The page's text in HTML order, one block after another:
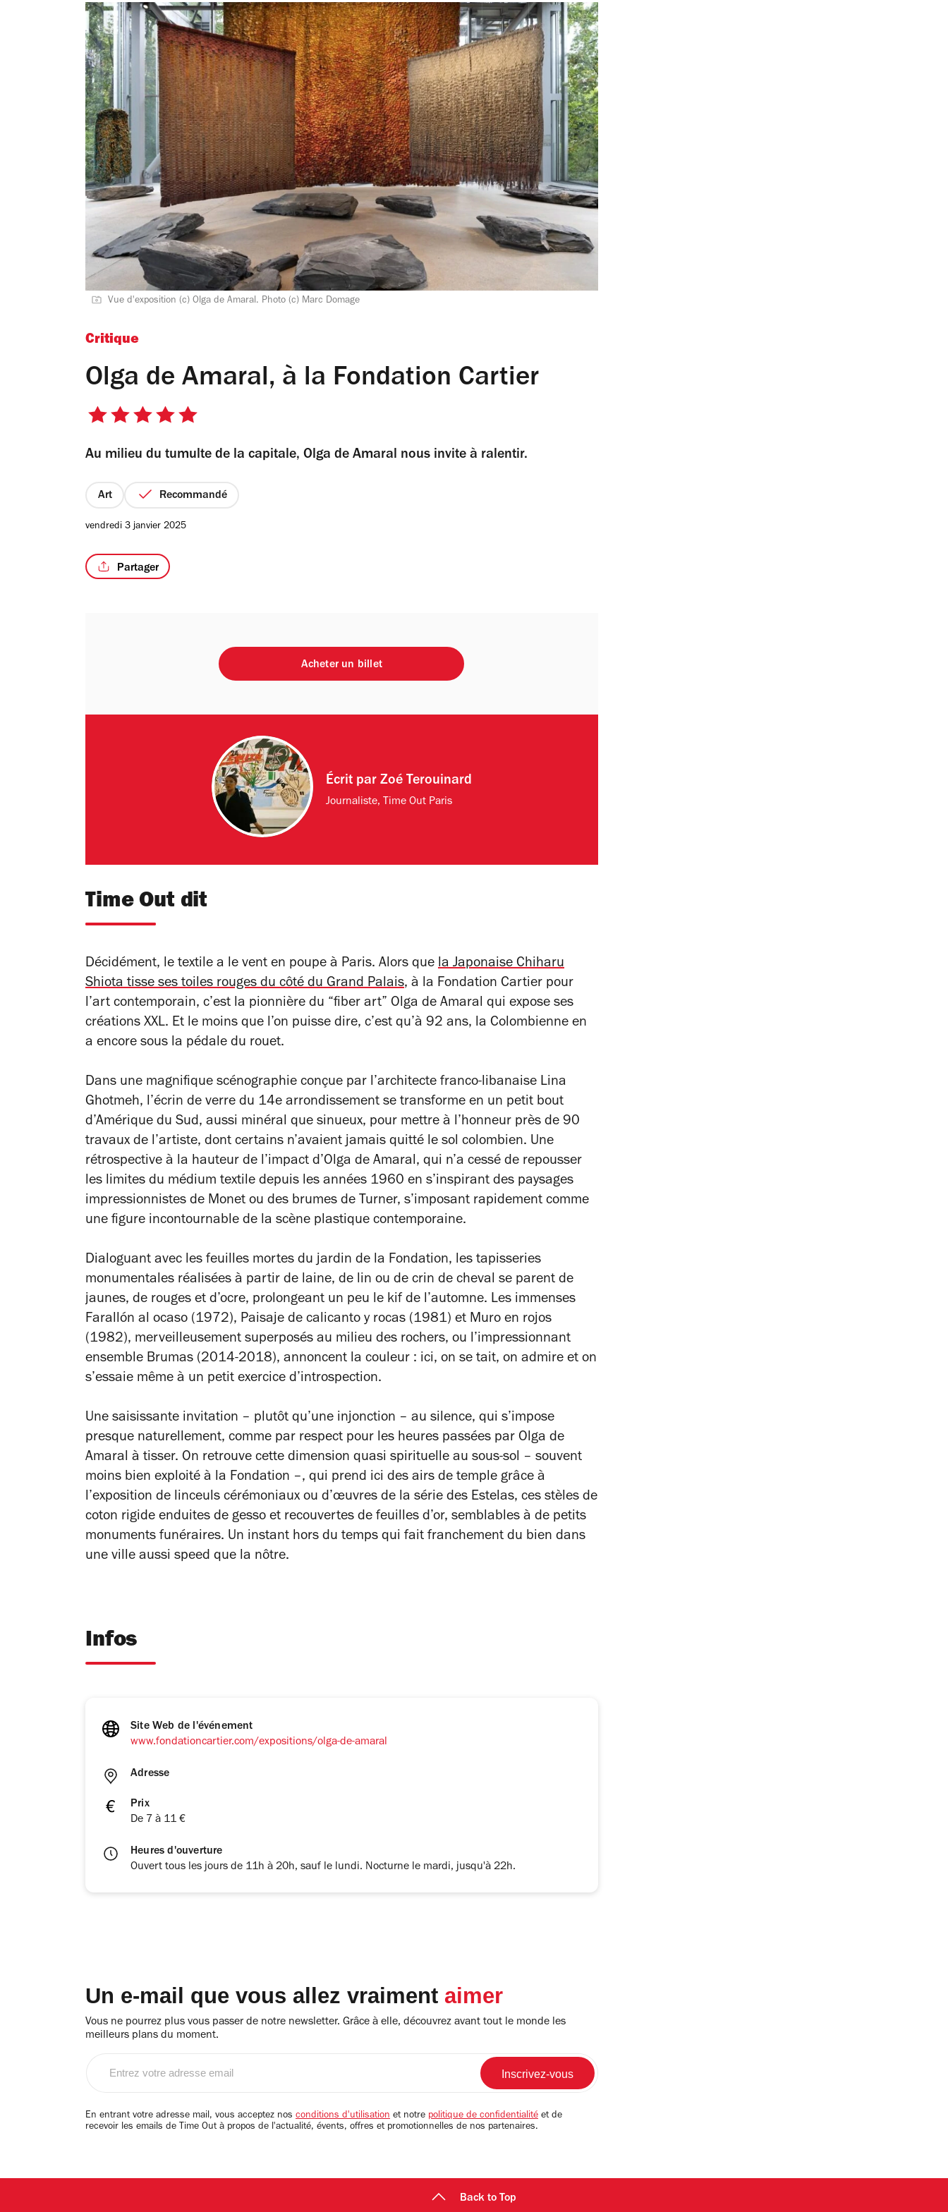
Vue d'exposition (c) Olga de Amaral. Photo (c) Marc Domage
Critique
Olga de Amaral, à la Fondation Cartier
5
5
Au milieu du tumulte de la capitale, Olga de Amaral nous invite à ralentir.
Art Recommandé
vendredi 3 janvier 2025
Partager
Acheter un billet
Écrit par Zoé Terouinard
Journaliste, Time Out Paris
Time Out dit
Décidément, le textile a le vent en poupe à Paris. Alors que la Japonaise Chiharu
Shiota tisse ses toiles rouges du côté du Grand Palais, à la Fondation Cartier pour
l’art contemporain, c’est la pionnière du “fiber art” Olga de Amaral qui expose ses
créations XXL. Et le moins que l’on puisse dire, c’est qu’à 92 ans, la Colombienne en
a encore sous la pédale du rouet.
Dans une magnifique scénographie conçue par l’architecte franco-libanaise Lina
Ghotmeh, l’écrin de verre du 14e arrondissement se transforme en un petit bout
d’Amérique du Sud, aussi minéral que sinueux, pour mettre à l’honneur près de 90
travaux de l’artiste, dont certains n’avaient jamais quitté le sol colombien. Une
rétrospective à la hauteur de l’impact d’Olga de Amaral, qui n’a cessé de repousser
les limites du médium textile depuis les années 1960 en s’inspirant des paysages
impressionnistes de Monet ou des brumes de Turner, s’imposant rapidement comme
une figure incontournable de la scène plastique contemporaine.
Dialoguant avec les feuilles mortes du jardin de la Fondation, les tapisseries
monumentales réalisées à partir de laine, de lin ou de crin de cheval se parent de
jaunes, de rouges et d’ocre, prolongeant un peu le kif de l’automne. Les immenses
Farallón al ocaso (1972), Paisaje de calicanto y rocas (1981) et Muro en rojos
(1982), merveilleusement superposés au milieu des rochers, ou l’impressionnant
ensemble Brumas (2014-2018), annoncent la couleur : ici, on se tait, on admire et on
s’essaie même à un petit exercice d’introspection.
Une saisissante invitation – plutôt qu’une injonction – au silence, qui s’impose
presque naturellement, comme par respect pour les heures passées par Olga de
Amaral à tisser. On retrouve cette dimension quasi spirituelle au sous-sol – souvent
moins bien exploité à la Fondation –, qui prend ici des airs de temple grâce à
l’exposition de linceuls cérémoniaux ou d’œuvres de la série des Estelas, ces stèles de
coton rigide enduites de gesso et recouvertes de feuilles d’or, semblables à de petits
monuments funéraires. Un instant hors du temps qui fait franchement du bien dans
une ville aussi speed que la nôtre.
Infos
Site Web de l'événement
www.fondationcartier.com/expositions/olga-de-amaral
Adresse
Prix
De 7 à 11 €
Heures d'ouverture
Ouvert tous les jours de 11h à 20h, sauf le lundi. Nocturne le mardi, jusqu'à 22h.
Un e-mail que vous allez vraiment aimer
Vous ne pourrez plus vous passer de notre newsletter. Grâce à elle, découvrez avant tout le monde les
meilleurs plans du moment.
email
En entrant votre adresse mail, vous acceptez nos conditions d'utilisation et notre politique de confidentialité et de
recevoir les emails de Time Out à propos de l'actualité, évents, offres et promotionnelles de nos partenaires.
Back to Top